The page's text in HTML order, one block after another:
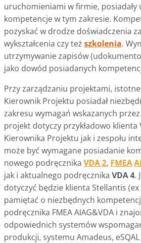
uruchomieniami w firmie, posiadały
kompetencje w tym zakresie.
pozyskać w drodze doświadczenia
wykształcenia czy też szkolenia.
utrzymywanie zapisów
jako dowód posiadanych
Przy zarządzaniu projektami,
Kierownik Projektu posiadał
zakresu wymagań wskazanych
projekt dotyczy przykładowo klienta
Kierownika Projektu jak i zespołu
może być wymagane posiadanie
nowego podręcznika VDA 2, FMEA
jak i aktualnego podręcznika VDA 4.
dotyczyć będzie klienta Stellantis (ex
pamiętać o niezbędnych
podręcznika FMEA AIAG&VDA i
odpowiednich systemów
produkcji, systemu Amadeus,